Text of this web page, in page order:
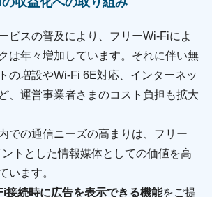
ビスの普及により、フリーWi-Fiによ
は年々増加しています。それに伴い無
の増設やWi-Fi 6E対応、インターネッ
、運営事業者さまのコスト負担も拡大
での通信ニーズの⾼まりは、フリー
トとした情報媒体としての価値を⾼
います。
接続時に広告を表示できる機能をご提